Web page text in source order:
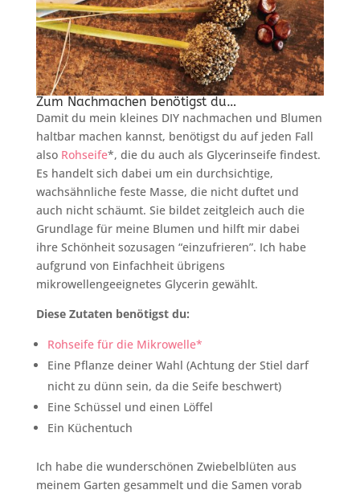
Zum Nachmachen benötigst du…
Damit du mein kleines DIY nachmachen und Blumen
haltbar machen kannst, benötigst du auf jeden Fall
also Rohseife*, die du auch als Glycerinseife findest.
Es handelt sich dabei um ein durchsichtige,
wachsähnliche feste Masse, die nicht duftet und
auch nicht schäumt. Sie bildet zeitgleich auch die
Grundlage für meine Blumen und hilft mir dabei
ihre Schönheit sozusagen “einzufrieren”. Ich habe
aufgrund von Einfachheit übrigens
mikrowellengeeignetes Glycerin gewählt.
Diese Zutaten benötigst du:
Rohseife für die Mikrowelle*
Eine Pflanze deiner Wahl (Achtung der Stiel darf
nicht zu dünn sein, da die Seife beschwert)
Eine Schüssel und einen Löffel
Ein Küchentuch
Ich habe die wunderschönen Zwiebelblüten aus
meinem Garten gesammelt und die Samen vorab